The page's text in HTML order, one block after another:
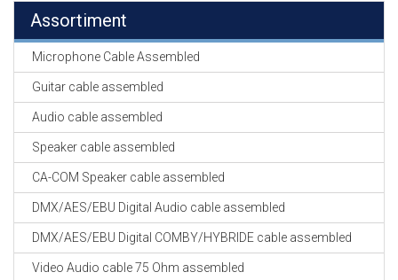
Assortiment
Microphone Cable Assembled
Guitar cable assembled
Audio cable assembled
Speaker cable assembled
CA-COM Speaker cable assembled
DMX/AES/EBU Digital Audio cable assembled
DMX/AES/EBU Digital COMBY/HYBRIDE cable assembled
Video Audio cable 75 Ohm assembled